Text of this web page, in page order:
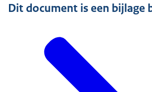
Dit document is een bijlage